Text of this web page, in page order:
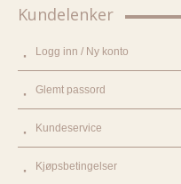
Kundelenker
Logg inn / Ny konto
Glemt passord
Kundeservice
Kjøpsbetingelser